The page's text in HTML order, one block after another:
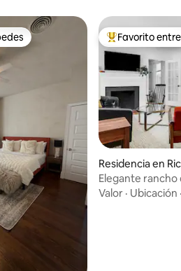
entre huéspedes De los mejores
Favorito
Residencia en
Elegante
gran patio y jardín
Valor · Ubicación ·